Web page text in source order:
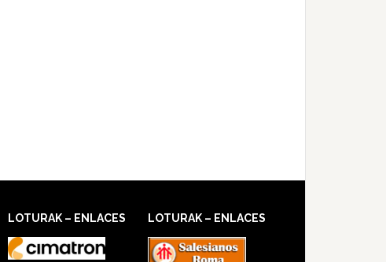
LOTURAK – ENLACES LOTURAK – ENLACES